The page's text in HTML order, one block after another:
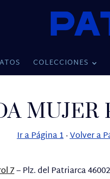
COLECCIONES
MUJER
Ir a Página 1·Volver a
7– Plz. del Patriarca